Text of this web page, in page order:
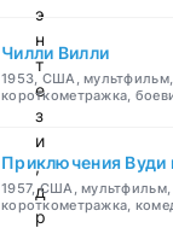
э
н
т
е
з
и
,
д
р
Чилли Вилли
1953, США, мультфильм,
короткометражка,
приключения, семейный
Приключения Вуди
1957, США, мультфильм,
короткометражка,